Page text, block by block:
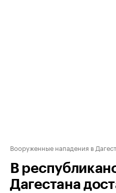
Вооруженные нападения в
В
Дагестана